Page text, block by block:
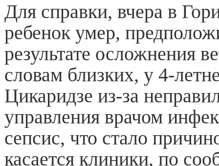
Для справки, вчера в
ребенок умер,
результате осложнения
словам близких, у 4-
Цикаридзе из-за
управления врачом
сепсис, что стало
касается клиники, по